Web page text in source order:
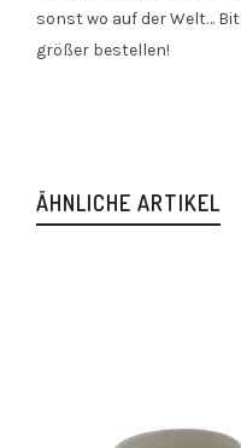
sonst wo auf der Welt…
größer bestellen!
ÄHNLICHE ARTIKEL